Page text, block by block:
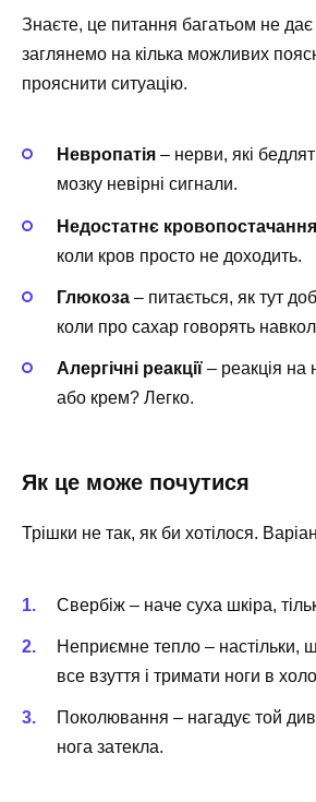
Знаєте, це питання багатьом не
заглянемо на кілька можливих
прояснити ситуацію.
Невропатія – нерви, які
мозку невірні сигнали.
Недостатнє кровопостачання
коли кров просто не доходить.
Глюкоза – питається, як тут
коли про сахар говорять
Алергічні реакції – реакція на
або крем? Легко.
Як це може почутися
Трішки не так, як би хотілося.
Свербіж – наче суха шкіра,
Неприємне тепло – настільки,
все взуття і тримати ноги в
Поколювання – нагадує той
нога затекла.